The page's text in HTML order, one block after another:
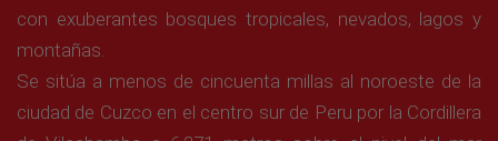
con exuberantes bosques tropicales, nevados, lagos y
montañas.
Se sitúa a menos de cincuenta millas al noroeste de la
ciudad de Cuzco en el centro sur de Peru por la Cordillera